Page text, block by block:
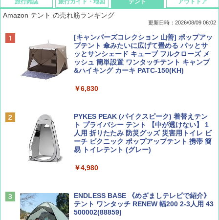
旅行雑誌
BE-PAL(ビ-パル) 2026年 9 月号【特別付録:
SOTO ミニマル"旅"財布 ランダム2種】
￥1,500
￥713
旅行ガイド・地図
地球の歩き方 スター・ウォーズ
￥2,695
￥2,479
力的な町 2026～2027 地球の歩き方D アジア
テント
Amazon テント の売れ筋ランキング
更新日時：2026/08/09 06:02
[キャンパーズコレクション 山善] ポップアッ
プテント 傘みたいに広げて畳める パッとサ
ッとサンシェード キューブ フルクローズ メ
ッシュ 簡単設置 ワンタッチテント キャンプ
&ハイキング カーキ PATC-150(KH)
￥6,830
PYKES PEAK (パイクスピーク) 着替えテン
ト プライバシー テント 【中が透けない】 1
人用 折りたたみ 防災グッズ 災害用トイレ ビ
ーチ ピクニック ポップアップテント 携帯 簡
易 トイレテント (グレー)
￥4,980
ENDLESS BASE 《めざましテレビで紹介》
テント ワンタッチ RENEW 幅200 2-3人用 43
500002(88859)
アウトドア